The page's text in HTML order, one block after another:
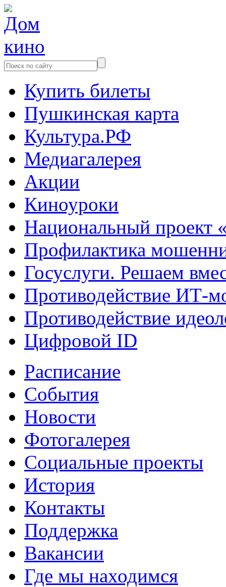
Купить билеты
Пушкинская карта
Культура.РФ
Медиагалерея
Акции
Киноуроки
Национальный проект
Профилактика
Госуслуги. Решаем
Противодействие ИТ-
Противодействие
Цифровой ID
Расписание
События
Новости
Фотогалерея
Социальные проекты
История
Контакты
Поддержка
Вакансии
Где мы находимся